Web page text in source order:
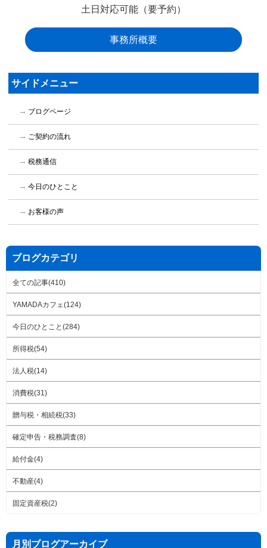
土日対応可能（要予約）
事務所概要
サイドメニュー
ブログページ
ご契約の流れ
税務通信
今日のひとこと
お客様の声
ブログカテゴリ
全ての記事(410)
YAMADAカフェ(124)
今日のひとこと(284)
所得税(54)
法人税(14)
消費税(31)
贈与税・相続税(33)
確定申告・税務調査(8)
給付金(4)
不動産(4)
固定資産税(2)
月別ブログアーカイブ